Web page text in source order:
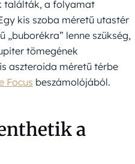
találták, a folyamat
kis szoba méretű utastér
„buborékra” lenne szükség,
tömegének
aszteroida méretű térbe
Focus beszámolójából.
a